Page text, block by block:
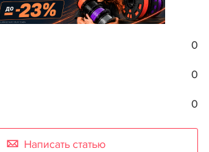
0
0
0
Написать статью